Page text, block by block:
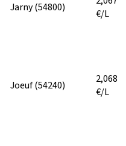
Jarny(54800)
€/L
Joeuf(54240)
2,068
€/L